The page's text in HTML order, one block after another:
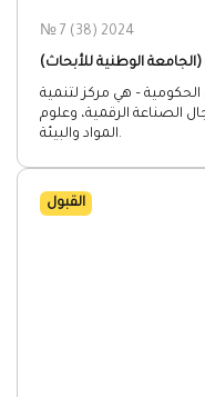
№ 7 (38) 2024
الوطنية للأبحاث)
– هي مركز لتنمية
الصناعة الرقمية، وعلوم
المواد والبيئة.
القبول